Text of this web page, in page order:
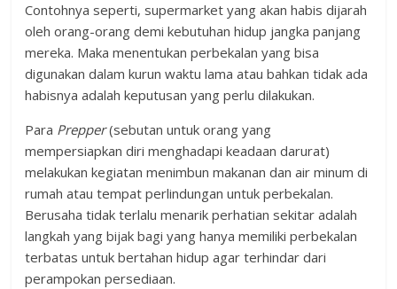
Contohnya seperti, supermarket yang akan habis dijarah
oleh orang-orang demi kebutuhan hidup jangka panjang
mereka. Maka menentukan perbekalan yang bisa
digunakan dalam kurun waktu lama atau bahkan tidak ada
habisnya adalah keputusan yang perlu dilakukan.
Para Prepper(sebutan untuk orang yang
mempersiapkan diri menghadapi keadaan darurat)
melakukan kegiatan menimbun makanan dan air minum di
rumah atau tempat perlindungan untuk perbekalan.
Berusaha tidak terlalu menarik perhatian sekitar adalah
langkah yang bijak bagi yang hanya memiliki perbekalan
terbatas untuk bertahan hidup agar terhindar dari
perampokan persediaan.